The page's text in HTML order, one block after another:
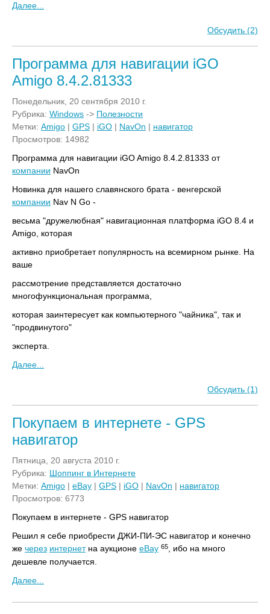
Далее...
Обсудить (2)
Программа для навигации iGO
Amigo 8.4.2.81333
Понедельник, 20 сентября 2010 г.
Рубрика: Windows -> Полезности
Метки: Amigo | GPS | iGO | NavOn | навигатор
Просмотров: 14982
Программа для навигации iGO Amigo 8.4.2.81333 от
компании NavOn
Новинка для нашего славянского брата - венгерской
компании Nav N Go -
весьма "дружелюбная" навигационная платформа iGO 8.4 и
Amigo, которая
активно приобретает популярность на всемирном рынке. На
ваше
рассмотрение представляется достаточно
многофункциональная программа,
которая заинтересует как компьютерного "чайника", так и
"продвинутого"
эксперта.
Далее...
Обсудить (1)
Покупаем в интернете - GPS
навигатор
Пятница, 20 августа 2010 г.
Рубрика: Шоппинг в Интернете
Метки: Amigo | eBay | GPS | iGO | NavOn | навигатор
Просмотров: 6773
Покупаем в интернете - GPS навигатор
Решил я себе приобрести ДЖИ-ПИ-ЭС навигатор и конечно
же через интернетна аукционе eBay 65
, ибо на много
дешевле получается.
Далее...